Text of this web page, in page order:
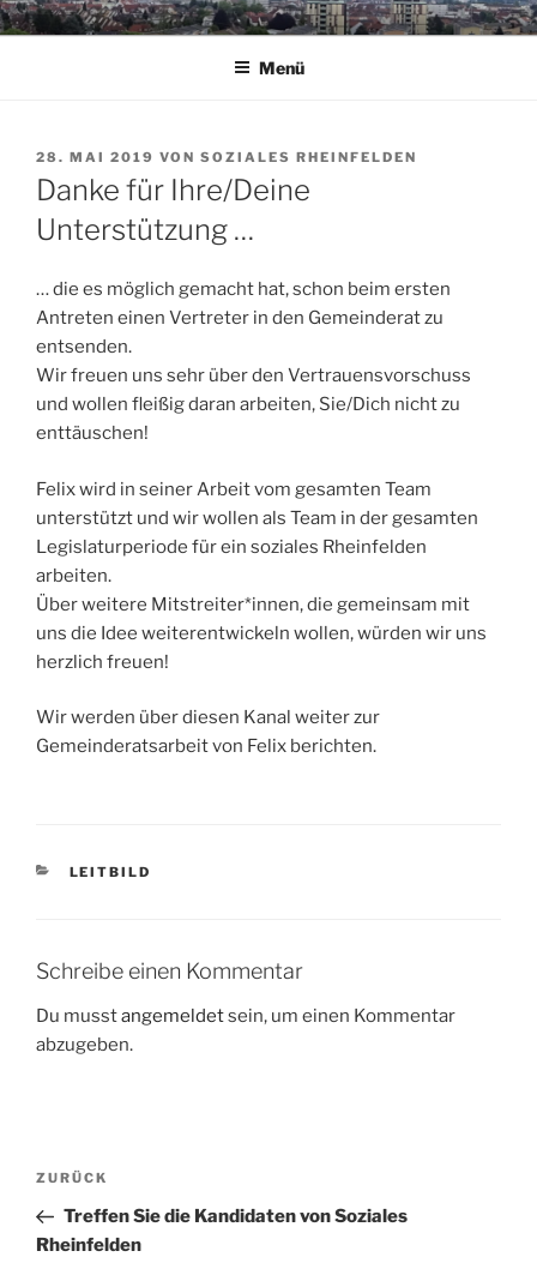
Zum
InhaltSOZIALES RHEINFELDEN
Die offene Kandidatenliste für die Gemeinderatswahl am 9. Juni
Menü
VERÖFFENTLICHT
AM
28. MAI 2019 VON SOZIALES RHEINFELDEN
Danke für Ihre/Deine
Unterstützung …
… die es möglich gemacht hat, schon beim ersten
Antreten einen Vertreter in den Gemeinderat zu
entsenden.
Wir freuen uns sehr über den Vertrauensvorschuss
und wollen fleißig daran arbeiten, Sie/Dich nicht zu
enttäuschen!
Felix wird in seiner Arbeit vom gesamten Team
unterstützt und wir wollen als Team in der gesamten
Legislaturperiode für ein soziales Rheinfelden
arbeiten.
Über weitere Mitstreiter*innen, die gemeinsam mit
uns die Idee weiterentwickeln wollen, würden wir uns
herzlich freuen!
Wir werden über diesen Kanal weiter zur
Gemeinderatsarbeit von Felix berichten.
KATEGORIEN
LEITBILD
Schreibe einen Kommentar
Du musstangemeldetsein, um einen Kommentar
abzugeben.
Beitragsnavigation
Vorheriger
Beitrag
ZURÜCK
Treffen Sie die Kandidaten von Soziales
Rheinfelden